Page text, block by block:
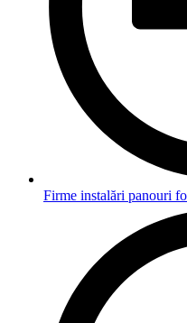
Firme instalări panouri